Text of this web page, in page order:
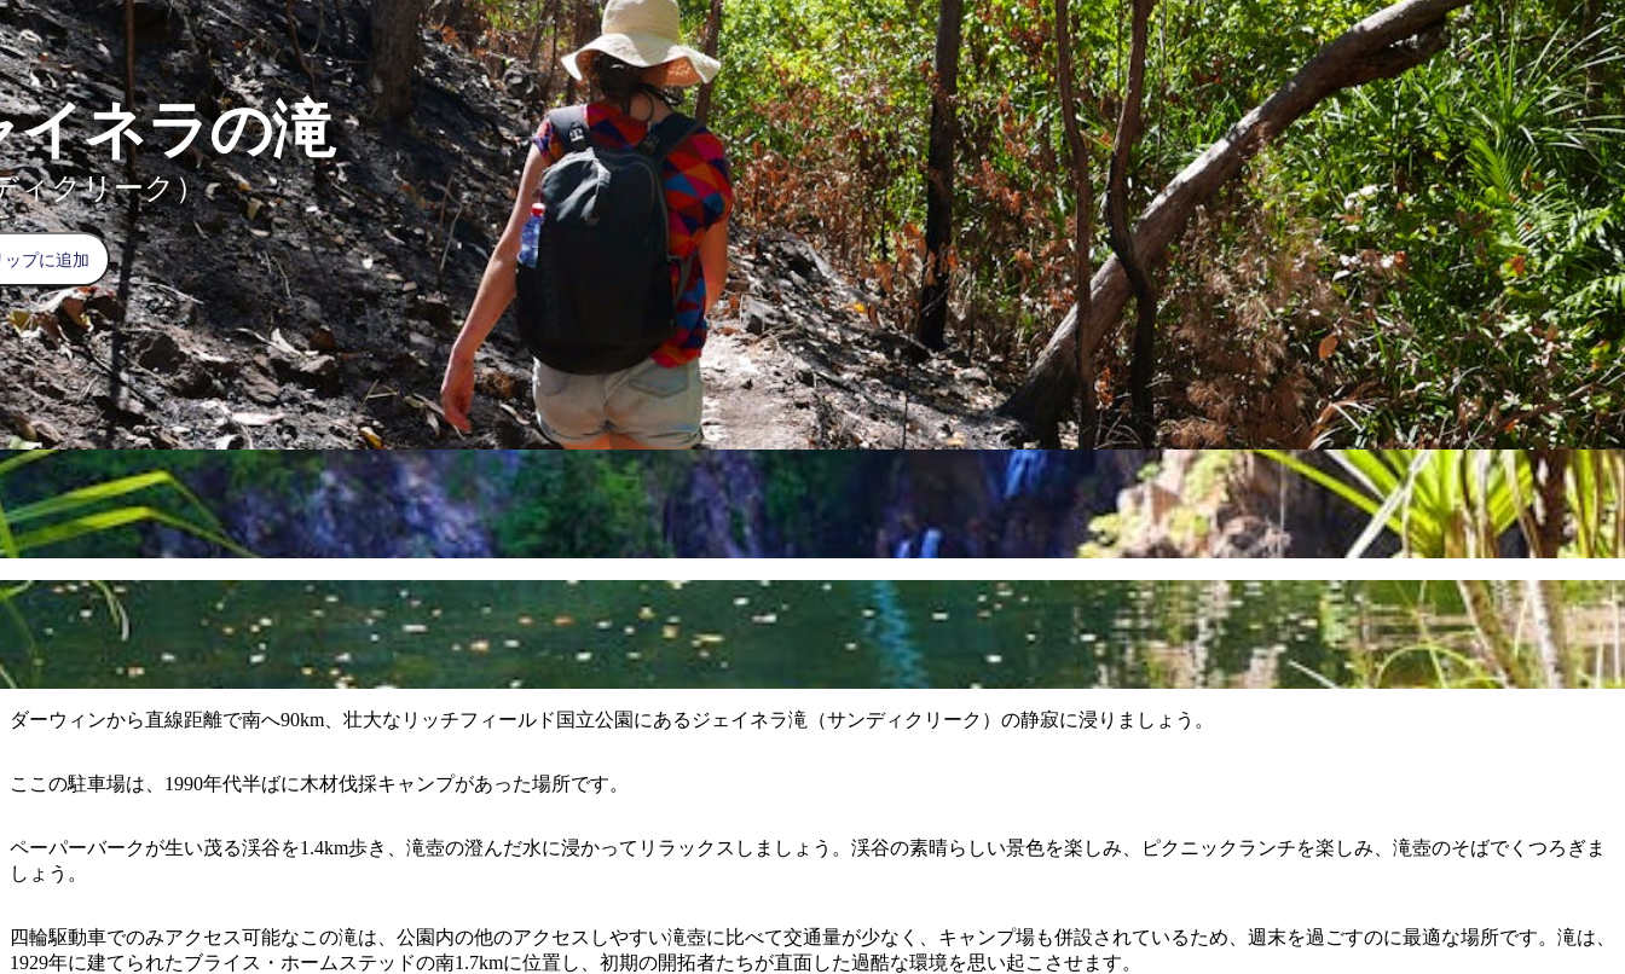
イネラの滝
ィクリーク）
プに追加
ダーウィンから直線距離で南へ90km、壮大なリッチフィールド国立公園にあるジェイネラ滝（サンディクリーク）の静寂に浸りましょう。
ここの駐車場は、1990年代半ばに木材伐採キャンプがあった場所です。
ペーパーバークが生い茂る渓谷を1.4km歩き、滝壺の澄んだ水に浸かってリラックスしましょう。渓谷の素晴らしい景色を楽しみ、ピクニックランチを楽しみ、滝壺のそばでくつろぎま
しょう。
四輪駆動車でのみアクセス可能なこの滝は、公園内の他のアクセスしやすい滝壺に比べて交通量が少なく、キャンプ場も併設されているため、週末を過ごすのに最適な場所です。滝は、
1929年に建てられたブライス・ホームステッドの南1.7kmに位置し、初期の開拓者たちが直面した過酷な環境を思い起こさせます。